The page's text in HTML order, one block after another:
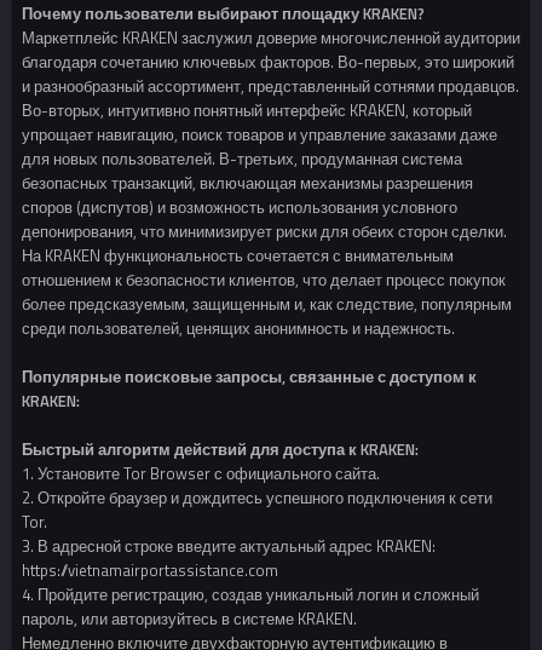
Почему пользователи выбирают площадку KRAKEN?
Маркетплейс KRAKEN заслужил доверие многочисленной аудитории
благодаря сочетанию ключевых факторов. Во-первых, это широкий
и разнообразный ассортимент, представленный сотнями продавцов.
Во-вторых, интуитивно понятный интерфейс KRAKEN, который
упрощает навигацию, поиск товаров и управление заказами даже
для новых пользователей. В-третьих, продуманная система
безопасных транзакций, включающая механизмы разрешения
споров (диспутов) и возможность использования условного
депонирования, что минимизирует риски для обеих сторон сделки.
На KRAKEN функциональность сочетается с внимательным
отношением к безопасности клиентов, что делает процесс покупок
более предсказуемым, защищенным и, как следствие, популярным
среди пользователей, ценящих анонимность и надежность.
Популярные поисковые запросы, связанные с доступом к
KRAKEN:
Быстрый алгоритм действий для доступа к KRAKEN:
1. Установите Tor Browser с официального сайта.
2. Откройте браузер и дождитесь успешного подключения к сети
Tor.
3. В адресной строке введите актуальный адрес KRAKEN:
https://vietnamairportassistance.com
4. Пройдите регистрацию, создав уникальный логин и сложный
пароль, или авторизуйтесь в системе KRAKEN.
Немедленно включите двухфакторную аутентификацию в